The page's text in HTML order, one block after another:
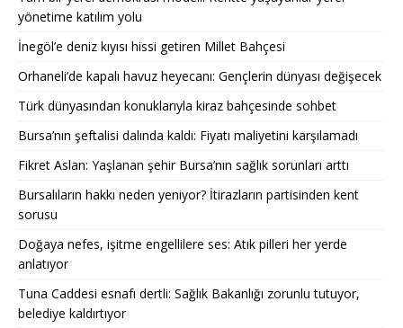
yönetime katılım yolu
İnegöl’e deniz kıyısı hissi getiren Millet Bahçesi
Orhaneli’de kapalı havuz heyecanı: Gençlerin dünyası değişecek
Türk dünyasından konuklarıyla kiraz bahçesinde sohbet
Bursa’nın şeftalisi dalında kaldı: Fiyatı maliyetini karşılamadı
Fikret Aslan: Yaşlanan şehir Bursa’nın sağlık sorunları arttı
Bursalıların hakkı neden yeniyor? İtirazların partisinden kent
sorusu
Doğaya nefes, işitme engellilere ses: Atık pilleri her yerde
anlatıyor
Tuna Caddesi esnafı dertli: Sağlık Bakanlığı zorunlu tutuyor,
belediye kaldırtıyor